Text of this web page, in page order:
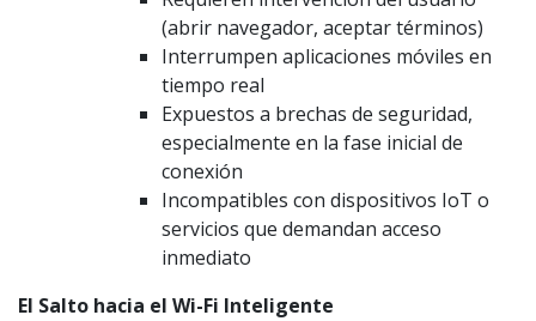
(abrir navegador, aceptar términos)
Interrumpen aplicaciones móviles en
tiempo real
Expuestos a brechas de seguridad,
especialmente en la fase inicial de
conexión
Incompatibles con dispositivos IoT o
servicios que demandan acceso
inmediato
El Salto hacia el Wi-Fi Inteligente